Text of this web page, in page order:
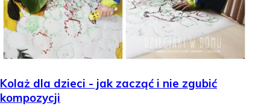
Kolaż dla dzieci - jak zacząć i nie zgubić
kompozycji